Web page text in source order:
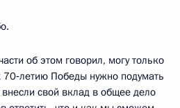
об этом говорил, могу только
70‑летию Победы нужно подумать
свой вклад в общее дело